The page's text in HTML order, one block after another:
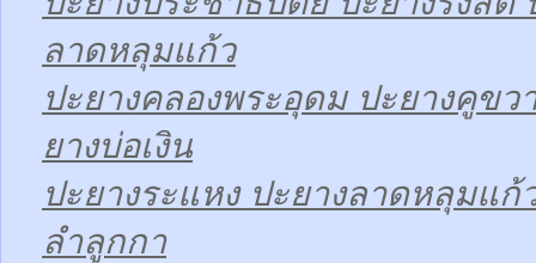
ลาดหลุมแก้ว
ปะยางคลองพระอุดม ปะยางคูขว
ยางบ่อเงิน
ปะยางระแหง ปะยางลาดหลุมแก้
ลำลูกกา